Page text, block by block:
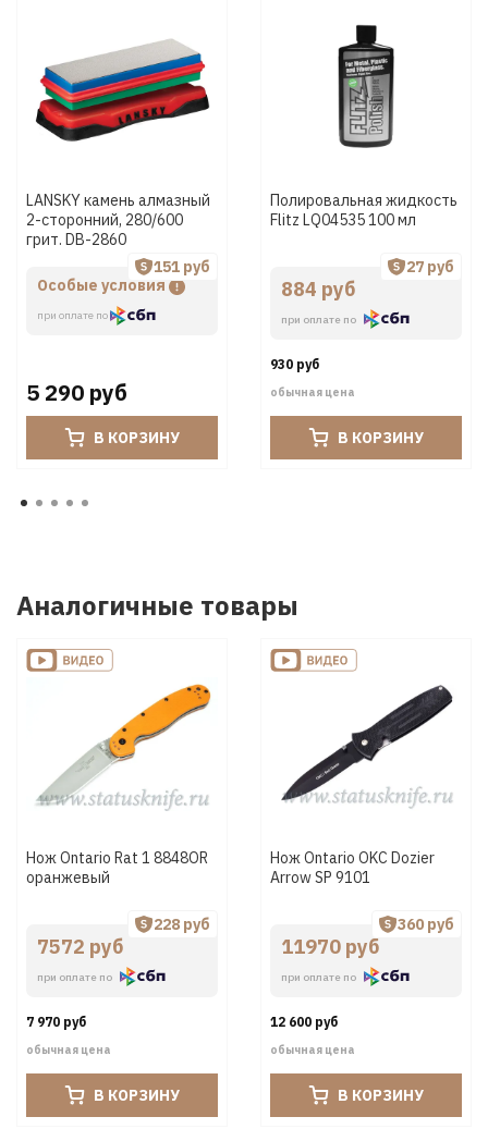
LANSKY камень алмазный
2-сторонний, 280/600
грит. DB-2860
Особые условия
при оплате по
151 руб
5 290 руб
В КОРЗИНУ
Полировальная жидкость
Flitz LQ04535 100 мл
884 руб
при оплате по
27 руб
930 руб
обычная цена
В КОРЗИНУ
Аналогичные товары
Нож Ontario Rat 1 8848OR
оранжевый
7572 руб
при оплате по
228 руб
7 970 руб
обычная цена
В КОРЗИНУ
Нож Ontario OKC Dozier
Arrow SP 9101
11970 руб
при оплате по
360 руб
12 600 руб
обычная цена
В КОРЗИНУ